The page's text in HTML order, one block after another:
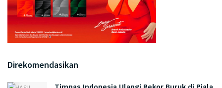
Direkomendasikan